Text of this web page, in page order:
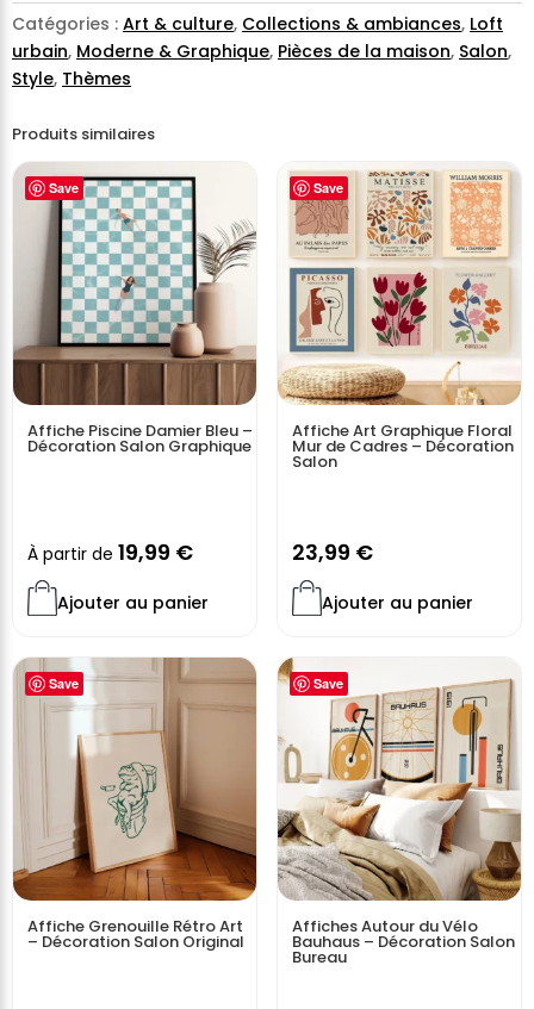
Catégories : Art & culture, Collections & ambiances, Loft
urbain, Moderne & Graphique, Pièces de la maison, Salon,
Style, Thèmes
Produits similaires
Save
Affiche Piscine Damier Bleu –
Décoration Salon Graphique
À partir de 19,99 €
Ajouter au panier
Save
Affiche Art Graphique Floral
Mur de Cadres – Décoration
Salon
23,99 €
Ajouter au panier
Save
Affiche Grenouille Rétro Art
– Décoration Salon Original
Save
Affiches Autour du Vélo
Bauhaus – Décoration Salon
Bureau